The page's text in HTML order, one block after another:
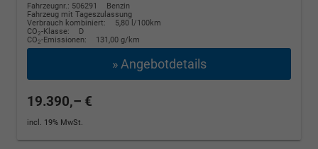
Fahrzeugnr.: 506291
Benzin
Fahrzeug mit Tageszulassung
Verbrauch kombiniert:
5,80 l/100km
CO2-Klasse:
D
CO2-Emissionen: 131,00 g/km
» Angebotdetails
19.390,– €
incl. 19% MwSt.